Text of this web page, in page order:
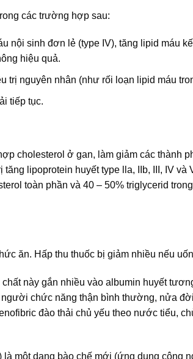
các trường hợp sau:
nội sinh đơn lẻ (type IV), tăng lipid máu
hiệu quả.
trị nguyên nhân (như rối loạn lipid máu
tiếp tục.
cholesterol ở gan, làm giảm các thành
lipoprotein huyết type lla, IIb, III, IV và
toàn phần và 40 – 50% triglycerid
ăn. Hấp thu thuốc bị giảm nhiều nếu
này gắn nhiều vào albumin huyết
chức năng thận bình thường, nửa
đào thải chủ yếu theo nước tiểu,
một dạng bào chế mới (ứng dụng công